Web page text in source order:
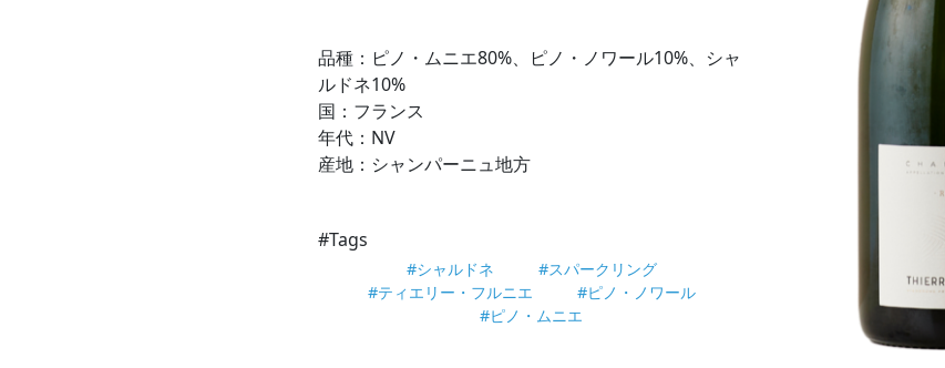
品種：ピノ・ムニエ80%、ピノ・ノワール10%、シャ
ルドネ10%
国：フランス
年代：NV
産地：シャンパーニュ地方
#Tags
#シャルドネ
#スパークリング
#ティエリー・フルニエ
#ピノ・ノワール
#ピノ・ムニエ